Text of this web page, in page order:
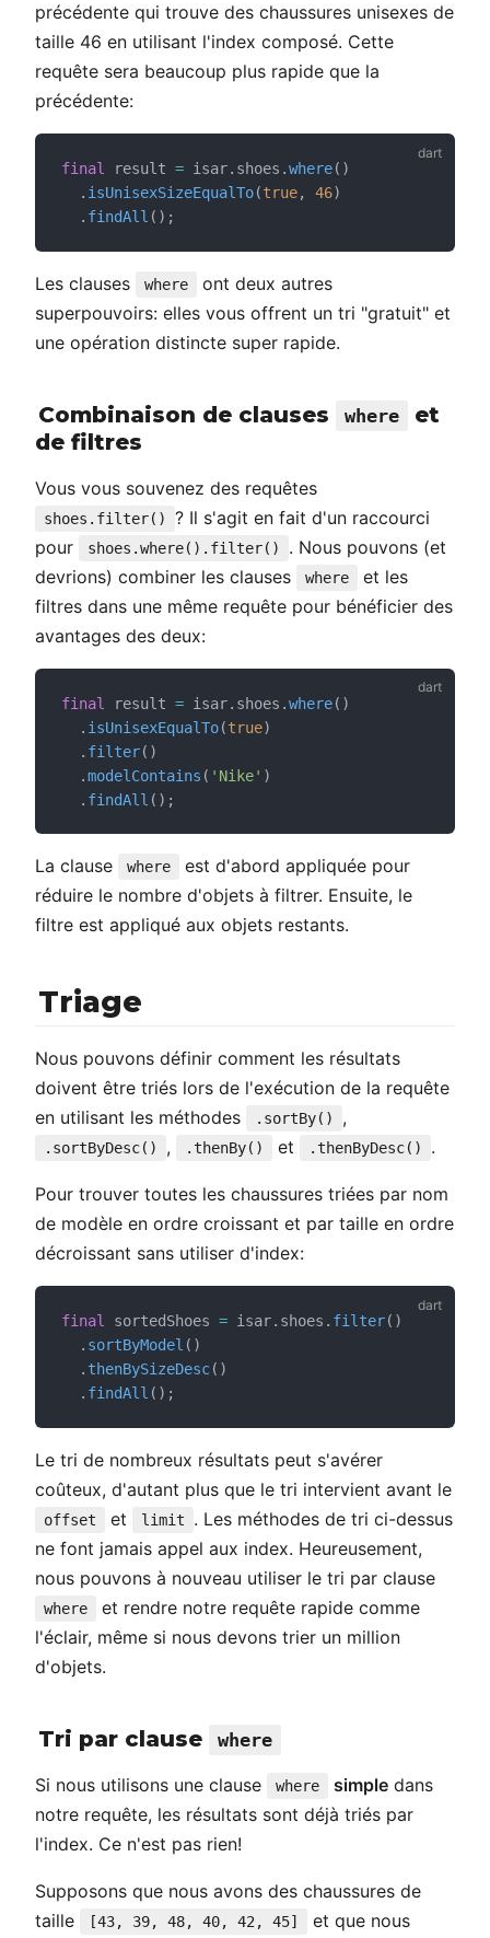
précédente qui trouve des chaussures unisexes de
taille 46 en utilisant l'index composé. Cette
requête sera beaucoup plus rapide que la
précédente:
final result = isar.shoes.where()
  .
isUnisexSizeEqualTo(true, 46)
  .
findAll ();
Les clauses where
ont deux autres
superpouvoirs: elles vous offrent un tri "gratuit" et
une opération distincte super rapide.
Combinaison de clauses where
et
de filtres
Vous vous souvenez des requêtes
shoes.filter()
? Il s'agit en fait d'un raccourci
pour
shoes.where().filter()
. Nous pouvons (et
devrions) combiner les clauses
where
et les
filtres dans une même requête pour bénéficier des
avantages des deux:
final result = isar.shoes.where()
  .
isUnisexEqualTo(true)
  .
filter()
  .
modelContains ( 'Nike' )
  .
findAll ();
La clause where
est d'abord appliquée pour
réduire le nombre d'objets à filtrer. Ensuite, le
filtre est appliqué aux objets restants.
Triage
Nous pouvons définir comment les résultats
doivent être triés lors de l'exécution de la requête
en utilisant les méthodes
.sortBy() ,
.sortByDesc() , .thenBy() et .thenByDesc() .
Pour trouver toutes les chaussures triées par nom
de modèle en ordre croissant et par taille en ordre
décroissant sans utiliser d'index:
final sortedShoes = isar.shoes. filter()
  .
sortByModel ()
  .
thenBySizeDesc()
  .
findAll ();
Le tri de nombreux résultats peut s'avérer
coûteux, d'autant plus que le tri intervient avant le
offset et limit
. Les méthodes de tri ci-dessus
ne font jamais appel aux index. Heureusement,
nous pouvons à nouveau utiliser le tri par clause
where
et rendre notre requête rapide comme
l'éclair, même si nous devons trier un million
d'objets.
Tri par clause where
Si nous utilisons une clause where simple dans
notre requête, les résultats sont déjà triés par
l'index. Ce n'est pas rien!
Supposons que nous avons des chaussures de
taille
[43, 39, 48, 40, 42, 45] et que nous